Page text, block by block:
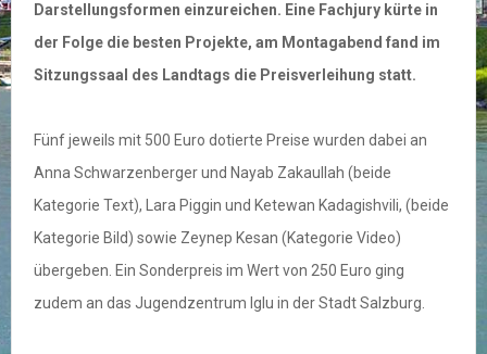
Darstellungsformen einzureichen. Eine Fachjury kürte in
der Folge die besten Projekte, am Montagabend fand im
Sitzungssaal des Landtags die Preisverleihung statt.
Fünf jeweils mit 500 Euro dotierte Preise wurden dabei an
Anna Schwarzenberger und Nayab Zakaullah (beide
Kategorie Text), Lara Piggin und Ketewan Kadagishvili, (beide
Kategorie Bild) sowie Zeynep Kesan (Kategorie Video)
übergeben. Ein Sonderpreis im Wert von 250 Euro ging
zudem an das Jugendzentrum Iglu in der Stadt Salzburg.